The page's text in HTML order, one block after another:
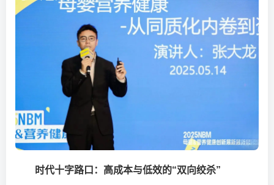
时代十字路口：高成本与低效的“双向绞杀”